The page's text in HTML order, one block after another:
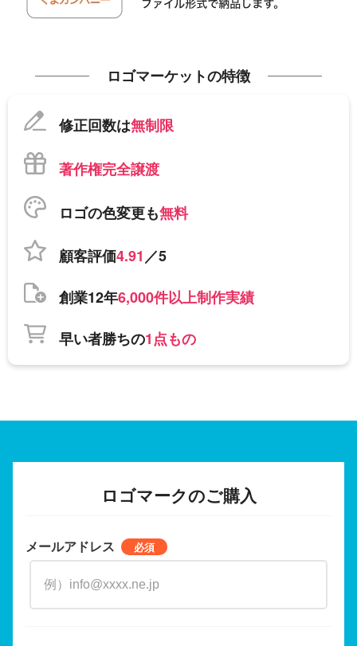
ロゴマーケットの特徴
修正回数は無制限
著作権完全譲渡
ロゴの色変更も無料
顧客評価4.91／5
創業12年6,000件以上制作実績
早い者勝ちの1点もの
ロゴマークのご購入
メールアドレス